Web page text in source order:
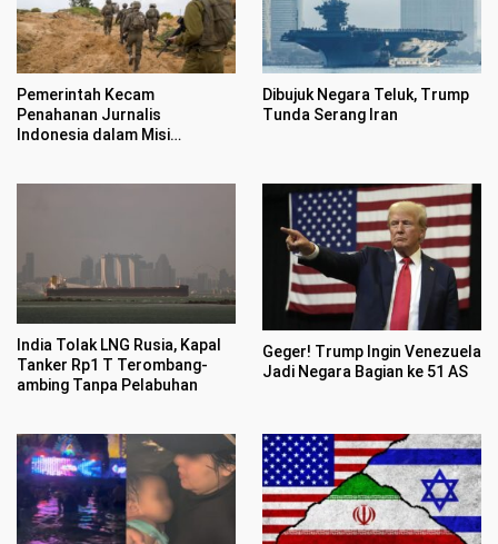
Pemerintah Kecam
Penahanan Jurnalis
Indonesia dalam Misi
Dibujuk Negara Teluk, Trump
Tunda Serang Iran
India Tolak LNG Rusia, Kapal
Tanker Rp1 T Terombang-
ambing Tanpa Pelabuhan
Geger! Trump Ingin Venezuela
Jadi Negara Bagian ke 51 AS